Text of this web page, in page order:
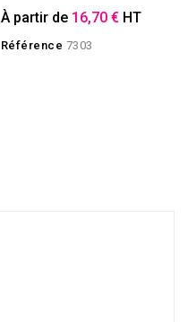
À partir de 16,70 € HT
Référence 7303